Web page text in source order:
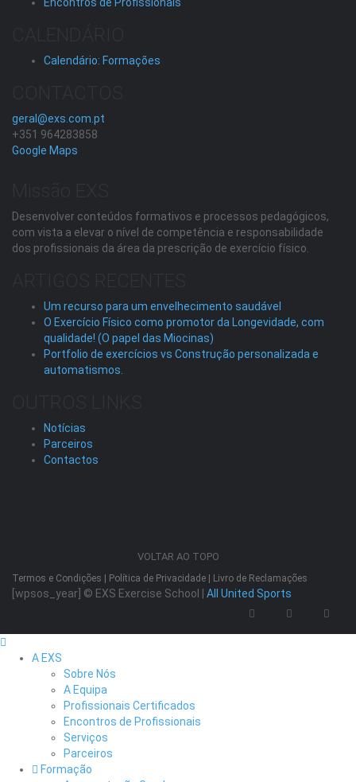
Calendário: Formações
geral@exs.com.pt
+351 964283858
Google Maps
Desenvolver conteúdos formativos e processos pedagógicos,
com vista a elevar o nível de competência e responsabilidade
dos profissionais da área da prescrição de exercício físico.
Um recurso para um envelhecimento saudável
O Exercício Físico como promotor da Longevidade, com
qualidade! (O papel das Miocinas)
Portfolio de exercícios vs Construção personalizada e
automatismos.
Notícias
Parceiros
Contactos
VOLTAR AO TOPO
Termos e Condições Política de Privacidade Livro de Reclamações
[wpsos_year] © EXS Exercise School | All United Sports
A EXS
Sobre Nós
A Equipa
Profissionais Certificados
Encontros de Profissionais
Serviços
Parceiros
Formação